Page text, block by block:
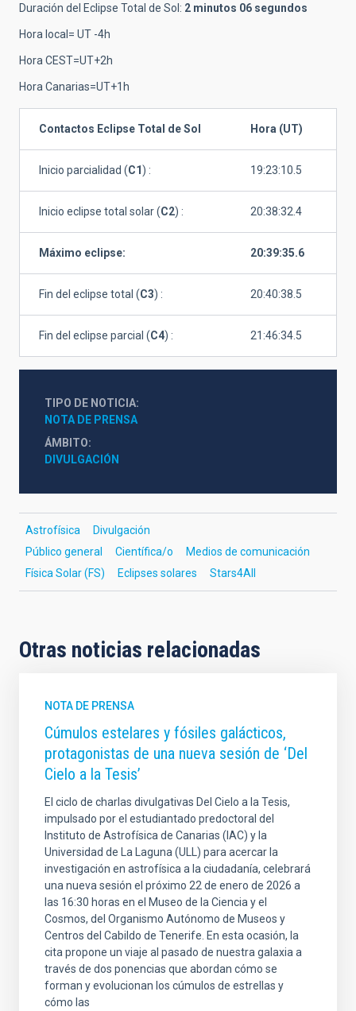
Duración del Eclipse Total de Sol: 2 minutos 06 segundos
Hora local= UT -4h
Hora CEST=UT+2h
Hora Canarias=UT+1h
Contactos Eclipse Total de Sol Hora (UT)
Inicio parcialidad (C1) : 19:23:10.5
Inicio eclipse total solar (C2) : 20:38:32.4
Máximo eclipse: 20:39:35.6
Fin del eclipse total (C3) : 20:40:38.5
Fin del eclipse parcial (C4) : 21:46:34.5
TIPO DE NOTICIA
NOTA DE PRENSA
ÁMBITO
DIVULGACIÓN
Astrofísica
Divulgación
Público general
Científica/o
Medios de comunicación
Física Solar (FS)
Eclipses solares Stars4All
Otras noticias relacionadas
NOTA DE PRENSA
Cúmulos estelares y fósiles galácticos,
protagonistas de una nueva sesión de ‘Del
Cielo a la Tesis’
El ciclo de charlas divulgativas Del Cielo a la Tesis,
impulsado por el estudiantado predoctoral del
Instituto de Astrofísica de Canarias (IAC) y la
Universidad de La Laguna (ULL) para acercar la
investigación en astrofísica a la ciudadanía, celebrará
una nueva sesión el próximo 22 de enero de 2026 a
las 16:30 horas en el Museo de la Ciencia y el
Cosmos, del Organismo Autónomo de Museos y
Centros del Cabildo de Tenerife. En esta ocasión, la
cita propone un viaje al pasado de nuestra galaxia a
través de dos ponencias que abordan cómo se
forman y evolucionan los cúmulos de estrellas y
cómo las